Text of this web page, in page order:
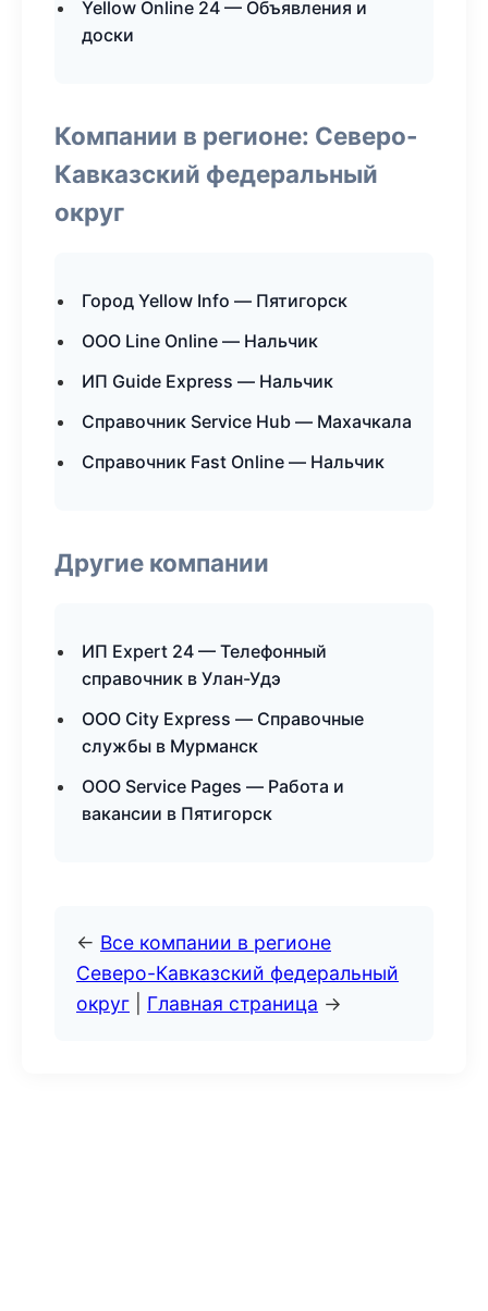
Yellow Online 24 — Объявления и
доски
Компании в регионе: Северо-
Кавказский федеральный
округ
Город Yellow Info — Пятигорск
ООО Line Online — Нальчик
ИП Guide Express — Нальчик
Справочник Service Hub — Махачкала
Справочник Fast Online — Нальчик
Другие компании
ИП Expert 24 — Телефонный
справочник в Улан-Удэ
ООО City Express — Справочные
службы в Мурманск
ООО Service Pages — Работа и
вакансии в Пятигорск
← Все компании в регионе
Северо-Кавказский федеральный
округ
Главная страница →